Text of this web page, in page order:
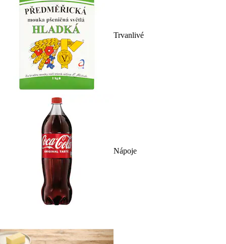
Trvanlivé
Nápoje